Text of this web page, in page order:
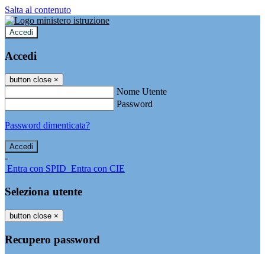
Salta al contenuto
Accedi
Accedi
button close ×
Nome Utente
Password
Password dimenticata?
-
Entra con SPID Entra con CIE
Seleziona utente
button close ×
Recupero password